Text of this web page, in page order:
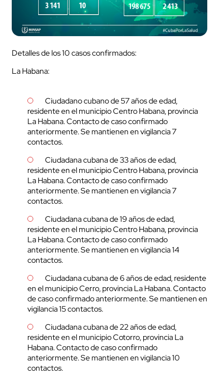
Detalles de los 10 casos confirmados:
La Habana:
Ciudadano cubano de 57 años de edad,
residente en el municipio Centro Habana, provincia
La Habana. Contacto de caso confirmado
anteriormente. Se mantienen en vigilancia 7
contactos.
Ciudadana cubana de 33 años de edad,
residente en el municipio Centro Habana, provincia
La Habana. Contacto de caso confirmado
anteriormente. Se mantienen en vigilancia 7
contactos.
Ciudadana cubana de 19 años de edad,
residente en el municipio Centro Habana, provincia
La Habana. Contacto de caso confirmado
anteriormente. Se mantienen en vigilancia 14
contactos.
Ciudadana cubana de 6 años de edad, residente
en el municipio Cerro, provincia La Habana. Contacto
de caso confirmado anteriormente. Se mantienen en
vigilancia 15 contactos.
Ciudadana cubana de 22 años de edad,
residente en el municipio Cotorro, provincia La
Habana. Contacto de caso confirmado
anteriormente. Se mantienen en vigilancia 10
contactos.